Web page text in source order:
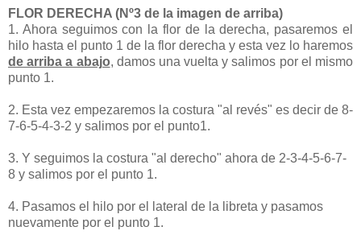
FLOR DERECHA (Nº3 de la imagen de arriba)
1. Ahora seguimos con la flor de la derecha, pasaremos el
hilo hasta el punto 1 de la flor derecha y esta vez lo haremos
de arriba a abajo, damos una vuelta y salimos por el mismo
punto 1.
2. Esta vez empezaremos la costura "al revés" es decir de 8-
7-6-5-4-3-2 y salimos por el punto1.
3. Y seguimos la costura "al derecho" ahora de 2-3-4-5-6-7-
8 y salimos por el punto 1.
4. Pasamos el hilo por el lateral de la libreta y pasamos
nuevamente por el punto 1.